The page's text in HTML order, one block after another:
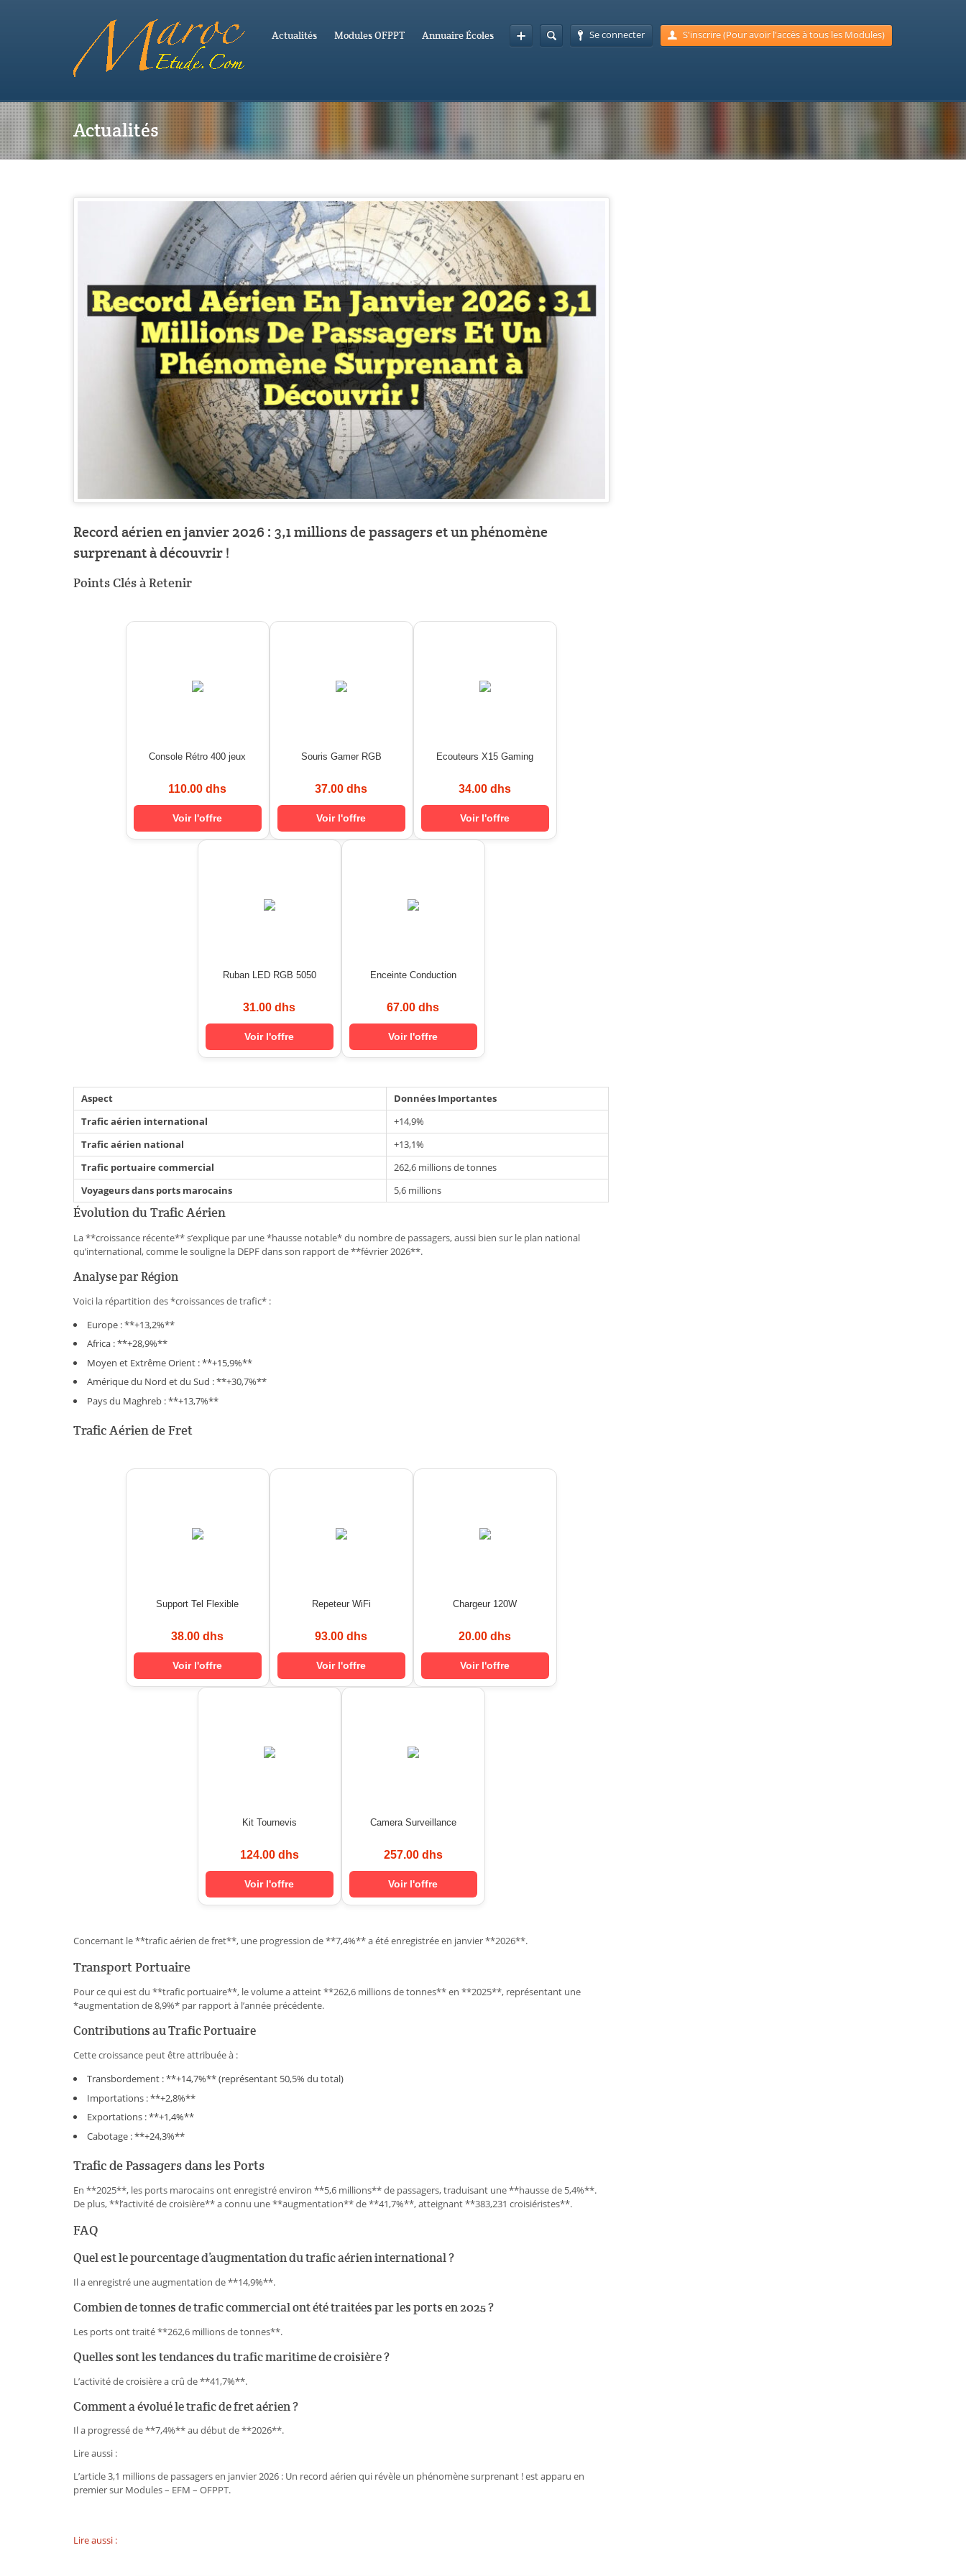
Se connecter S'inscrire (Pour avoir l'accès à tous les Modules)
Actualités Modules OFPPT Annuaire Écoles
Actualités
Record aérien en janvier 2026 : 3,1 millions de passagers et un phénomène
surprenant à découvrir !
Points Clés à Retenir
Console Rétro 400 jeux
110.00 dhs
Voir l'offre
Souris Gamer RGB
37.00 dhs
Voir l'offre
Ecouteurs X15 Gaming
34.00 dhs
Voir l'offre
Ruban LED RGB 5050
31.00 dhs
Voir l'offre
Enceinte Conduction
67.00 dhs
Voir l'offre
Aspect
Données Importantes
Trafic aérien international
+14,9%
Trafic aérien national
+13,1%
Trafic portuaire commercial
262,6 millions de tonnes
Voyageurs dans ports marocains
5,6 millions
Évolution du Trafic Aérien
La **croissance récente** s’explique par une *hausse notable* du nombre de passagers, aussi bien sur le plan national
qu’international, comme le souligne la DEPF dans son rapport de **février 2026**.
Analyse par Région
Voici la répartition des *croissances de trafic* :
Europe : **+13,2%**
Africa : **+28,9%**
Moyen et Extrême Orient : **+15,9%**
Amérique du Nord et du Sud : **+30,7%**
Pays du Maghreb : **+13,7%**
Trafic Aérien de Fret
Support Tel Flexible
38.00 dhs
Voir l'offre
Repeteur WiFi
93.00 dhs
Voir l'offre
Chargeur 120W
20.00 dhs
Voir l'offre
Kit Tournevis
124.00 dhs
Voir l'offre
Camera Surveillance
257.00 dhs
Voir l'offre
Concernant le **trafic aérien de fret**, une progression de **7,4%** a été enregistrée en janvier **2026**.
Transport Portuaire
Pour ce qui est du **trafic portuaire**, le volume a atteint **262,6 millions de tonnes** en **2025**, représentant une
*augmentation de 8,9%* par rapport à l’année précédente.
Contributions au Trafic Portuaire
Cette croissance peut être attribuée à :
Transbordement : **+14,7%** (représentant 50,5% du total)
Importations : **+2,8%**
Exportations : **+1,4%**
Cabotage : **+24,3%**
Trafic de Passagers dans les Ports
En **2025**, les ports marocains ont enregistré environ **5,6 millions** de passagers, traduisant une **hausse de 5,4%**.
De plus, **l’activité de croisière** a connu une **augmentation** de **41,7%**, atteignant **383,231 croisiéristes**.
FAQ
Quel est le pourcentage d’augmentation du trafic aérien international ?
Il a enregistré une augmentation de **14,9%**.
Combien de tonnes de trafic commercial ont été traitées par les ports en 2025 ?
Les ports ont traité **262,6 millions de tonnes**.
Quelles sont les tendances du trafic maritime de croisière ?
L’activité de croisière a crû de **41,7%**.
Comment a évolué le trafic de fret aérien ?
Il a progressé de **7,4%** au début de **2026**.
Lire aussi :
L’article 3,1 millions de passagers en janvier 2026 : Un record aérien qui révèle un phénomène surprenant ! est apparu en
premier sur Modules – EFM – OFPPT.
Lire aussi :